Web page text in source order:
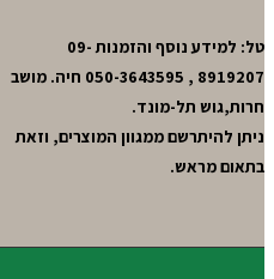
טל: למידע נוסף והזמנות 09-
8919207 , 050-3643595 חיה. מושב
חרות,גוש תל-מונד.
ניתן להיתרשם ממגוון המוצרים, וזאת
בתאום מראש.